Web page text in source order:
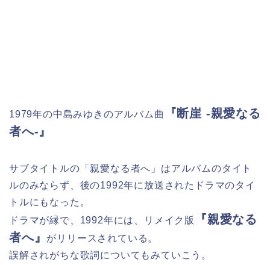
1979年の中島みゆきのアルバム曲
『断崖 -親愛なる
者へ-』
サブタイトルの「親愛なる者へ」はアルバムのタイト
ルのみならず、後の1992年に放送されたドラマのタイ
トルにもなった。
ドラマが縁で、1992年には、リメイク版
『親愛なる
者へ』
がリリースされている。
誤解されがちな歌詞についてもみていこう。